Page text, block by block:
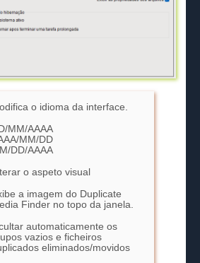
o idioma da interface.
MM/AAAA
MM/DD
DD/AAAA
o aspeto visual
a imagem do Duplicate
Finder no topo da janela.
automaticamente os
vazios e ficheiros
eliminados/movidos